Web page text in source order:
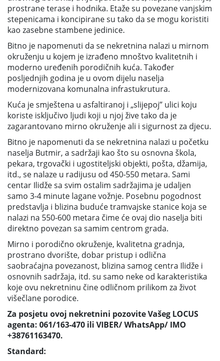
prostrane terase i hodnika. Etaže su povezane vanjskim
stepenicama i koncipirane su tako da se mogu koristiti
kao zasebne stambene jedinice.
Bitno je napomenuti da se nekretnina nalazi u mirnom
okruženju u kojem je izrađeno mnoštvo kvalitetnih i
moderno uređenih porodičnih kuća. Također
posljednjih godina je u ovom dijelu naselja
modernizovana komunalna infrastukrutura.
Kuća je smještena u asfaltiranoj i „slijepoj” ulici koju
koriste isključivo ljudi koji u njoj žive tako da je
zagarantovano mirno okruženje ali i sigurnost za djecu.
Bitno je napomenuti da se nekretnina nalazi u početku
naselja Butmir, a sadržaji kao što su osnovna škola,
pekara, trgovački i ugostiteljski objekti, pošta, džamija,
itd., se nalaze u radijusu od 450-550 metara. Sami
centar Ilidže sa svim ostalim sadržajima je udaljen
samo 3-4 minute lagane vožnje. Posebnu pogodnost
predstavlja i blizina buduće tramvajske stanice koja se
nalazi na 550-600 metara čime će ovaj dio naselja biti
direktno povezan sa samim centrom grada.
Mirno i porodično okruženje, kvalitetna gradnja,
prostrano dvorište, dobar pristup i odlična
saobraćajna povezanost, blizina samog centra Ilidže i
osnovnih sadržaja, itd. su samo neke od karakteristika
koje ovu nekretninu čine odličnom prilikom za život
višečlane porodice.
Za posjetu ovoj nekretnini pozovite Vašeg LOCUS
agenta: 061/163-470 ili VIBER/ WhatsApp/ IMO
+38761163470.
Standard: